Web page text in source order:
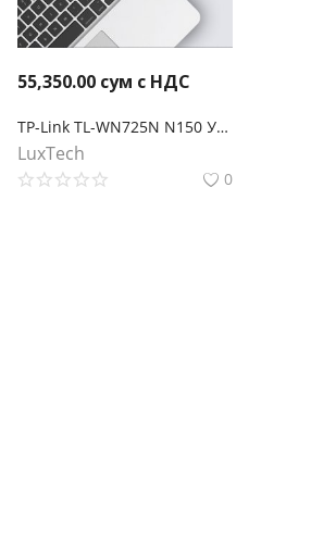
55,350.00 сум с НДС
TP-Link TL-WN725N N150 Ультракомпактный Wi-Fi USB‑адаптер
LuxTech
0